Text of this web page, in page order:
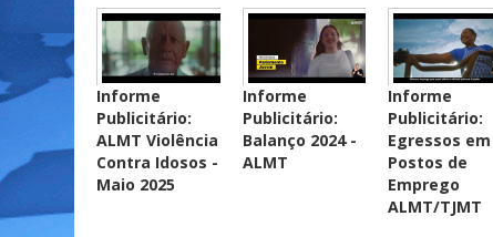
Informe
Publicitário:
ALMT Violência
Contra Idosos -
Maio 2025
Informe
Publicitário:
Balanço 2024 -
ALMT
Informe
Publicitário:
Egressos em
Postos de
Emprego
ALMT/TJMT